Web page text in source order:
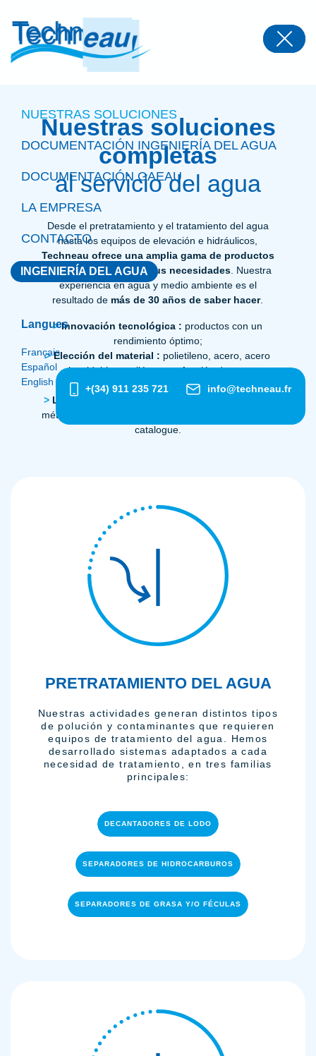
NUESTRAS SOLUCIONES
DOCUMENTACIÓN INGENIERÍA DEL AGUA
DOCUMENTACIÓN GAEAU
LA EMPRESA
CONTACTO
INGENIERÍA DEL AGUA
Langues
Français
Español
English
+(34) 911 235 721 info@techneau.fr
Nuestras soluciones
completas
al servicio del agua
Desde el pretratamiento y el tratamiento del agua
hasta los equipos de elevación e hidráulicos,
Techneau ofrece una amplia gama de productos
para satisfacer todas sus necesidades. Nuestra
experiencia en agua y medio ambiente es el
resultado de más de 30 años de saber hacer.
> Innovación tecnológica : productos con un
rendimiento óptimo;
> Elección del material : polietileno, acero, acero
inoxidable o poliéster, en función de sus
necesidades;
> Livraison :
métropolitaine pour un grand nombre de références
catalogue.
PRETRATAMIENTO DEL AGUA
Nuestras actividades generan distintos tipos
de polución y contaminantes que requieren
equipos de tratamiento del agua. Hemos
desarrollado sistemas adaptados a cada
necesidad de tratamiento, en tres familias
principales:
DECANTADORES DE LODO
SEPARADORES DE HIDROCARBUROS
SEPARADORES DE GRASA Y/O FÉCULAS